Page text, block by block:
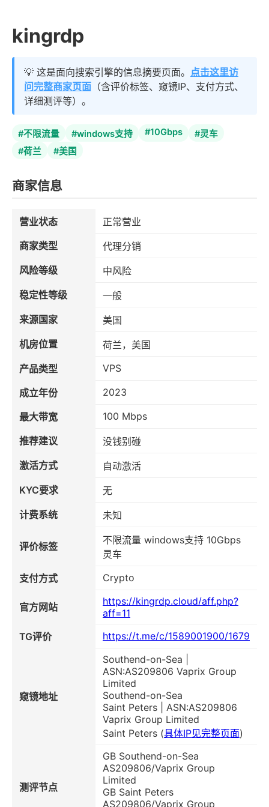
kingrdp
💡 这是面向搜索引擎的信息摘要页面。 点击这里访
问完整商家页面 （含评价标签、窥镜IP、支付方式、
详细测评等）。
#不限流量 #windows支持 #10Gbps
#灵车
#荷兰
#美国
商家信息
营业状态
正常营业
商家类型
代理分销
风险等级
中风险
稳定性等级
一般
来源国家
美国
机房位置
荷兰，美国
产品类型
VPS
成立年份 2023
最大带宽 100 Mbps
推荐建议
没钱别碰
激活方式
自动激活
KYC要求
无
计费系统
未知
评价标签
不限流量 windows支持 10Gbps
灵车
支付方式
Crypto
官方网站
https://kingrdp.cloud/aff.php?
aff=11
TG评价
https://t.me/c/1589001900/1679
窥镜地址
Southend-on-Sea |
ASN:AS209806 Vaprix Group
Limited
Southend-on-Sea
Saint Peters | ASN:AS209806
Vaprix Group Limited
Saint Peters (具体IP见完整页面)
测评节点
GB Southend-on-Sea
AS209806/Vaprix Group
Limited
GB Saint Peters
AS209806/Vaprix Group